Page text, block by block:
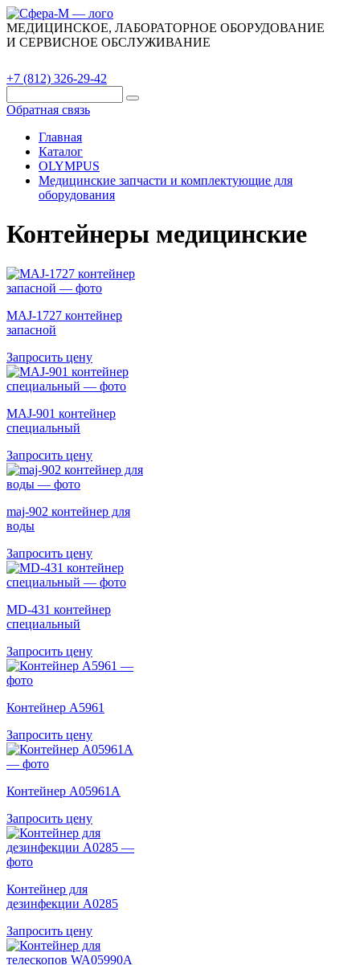
МЕДИЦИНСКОЕ, ЛАБОРАТОРНОЕ ОБОРУДОВАНИЕ
И СЕРВИСНОЕ ОБСЛУЖИВАНИЕ
+7 (812) 326-29-42
Обратная связь
Главная
Каталог
OLYMPUS
Медицинские запчасти и комплектующие для
оборудования
Контейнеры медицинские
MAJ-1727 контейнер
запасной
Запросить цену
MAJ-901 контейнер
специальный
Запросить цену
maj-902 контейнер для
воды
Запросить цену
MD-431 контейнер
специальный
Запросить цену
Контейнер A5961
Запросить цену
Контейнер A05961A
Запросить цену
Контейнер для
дезинфекции A0285
Запросить цену